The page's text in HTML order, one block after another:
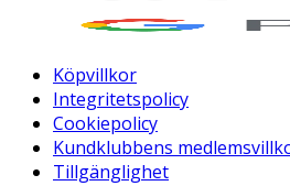
Köpvillkor
Integritetspolicy
Cookiepolicy
Kundklubbens
Tillgänglighet